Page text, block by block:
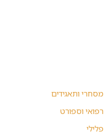
מסחרי ותאגידים
רפואי וספורט
פלילי